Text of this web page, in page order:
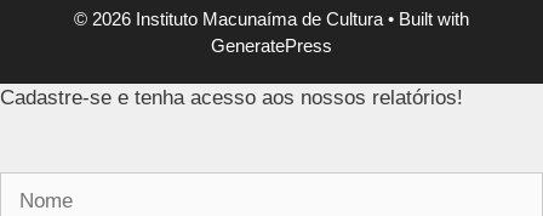
© 2026 Instituto Macunaíma de Cultura • Built with
GeneratePress
Cadastre-se e tenha acesso aos nossos relatórios!